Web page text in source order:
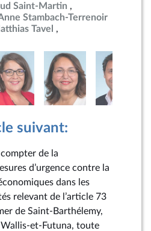
Saint-Martin
Stambach-Terrenoir
Tavel
suivant:
de la
d’urgence contre la
dans les
relevant de l’article 73
de Saint-Barthélemy,
et-Futuna, toute